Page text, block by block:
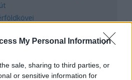
My Personal Information
sale, sharing to third parties, or
or sensitive information for